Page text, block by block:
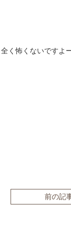
く怖くないですよ
前の記